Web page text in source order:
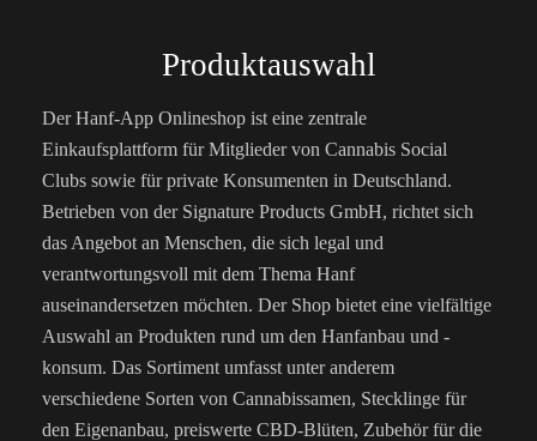
Produktauswahl
Der Hanf-App Onlineshop ist eine zentrale
Einkaufsplattform für Mitglieder von Cannabis Social
Clubs sowie für private Konsumenten in Deutschland.
Betrieben von der Signature Products GmbH, richtet sich
das Angebot an Menschen, die sich legal und
verantwortungsvoll mit dem Thema Hanf
auseinandersetzen möchten. Der Shop bietet eine vielfältige
Auswahl an Produkten rund um den Hanfanbau und -
konsum. Das Sortiment umfasst unter anderem
verschiedene Sorten von Cannabissamen, Stecklinge für
den Eigenanbau, preiswerte CBD-Blüten, Zubehör für die